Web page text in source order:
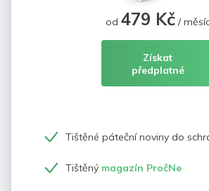
od 479 Kč/
Získat
předplatné
Tištěné páteční noviny do
Tištěný magazín PročNe